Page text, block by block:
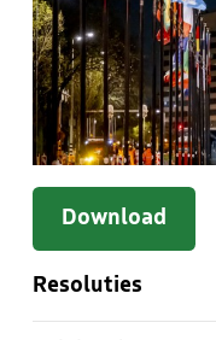
Download
Resoluties